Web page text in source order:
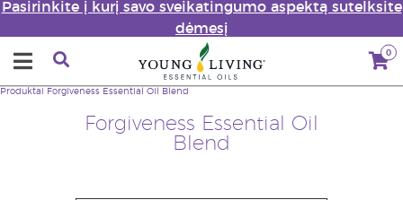
Pasirinkite į kurį savo sveikatingumo aspektą sutelksite
dėmesį
0
Forgiveness Essential Oil
Blend
Produktai Forgiveness Essential Oil Blend